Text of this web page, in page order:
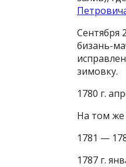
Сентября
бизань-
зимовку.
1780 г.
На том же
1781 —
1787 г.